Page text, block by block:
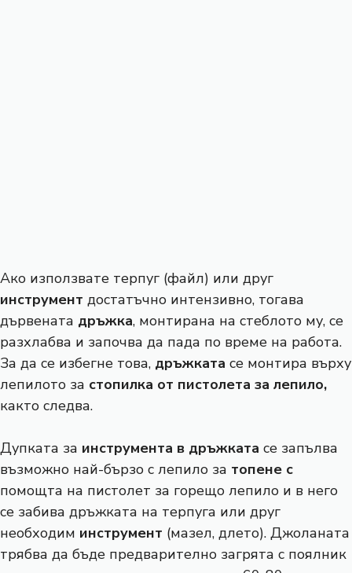
Ако използвате терпуг (файл) или друг
инструмент достатъчно интензивно, тогава
дървената дръжка, монтирана на стеблото му, се
разхлабва и започва да пада по време на работа.
За да се избегне това, дръжката се монтира върху
лепилото за стопилка от пистолета за лепило,
както следва.
Дупката за инструмента в дръжката се запълва
възможно най-бързо с лепило за топене с
помощта на пистолет за горещо лепило и в него
се забива дръжката на терпуга или друг
необходим инструмент (мазел, длето). Джоланата
трябва да бъде предварително загрята с поялник